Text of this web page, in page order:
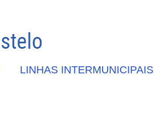
LINHAS INTERMUNICIPAIS